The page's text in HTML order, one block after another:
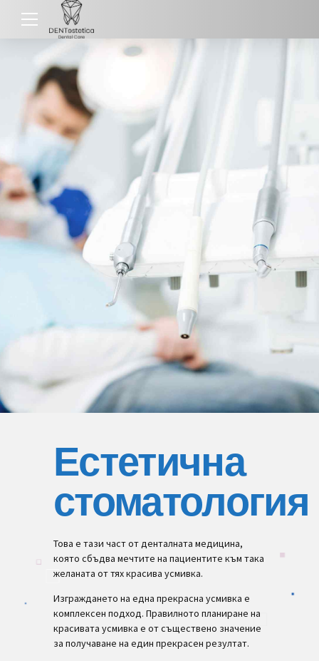
Естетична
стоматология
Това е тази част от денталната медицина,
която сбъдва мечтите на пациентите към така
желаната от тях красива усмивка.
Изграждането на една прекрасна усмивка е
комплексен подход. Правилното планиране на
красивата усмивка е от съществено значение
за получаване на един прекрасен резултат.